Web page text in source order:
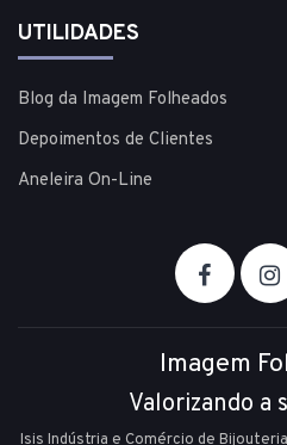
UTILIDADES
Blog da Imagem Folheados
Depoimentos de Clientes
Aneleira On-Line
Imagem
Valorizando a
Isis Indústria e Comércio de